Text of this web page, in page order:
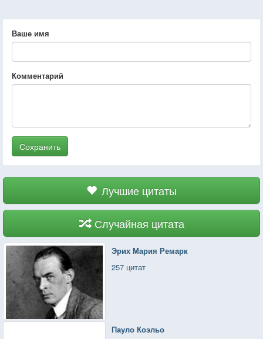
Ваше имя
Комментарий
Сохранить
Лучшие цитаты
Случайная цитата
Эрих Мария Ремарк
257 цитат
Пауло Коэльо